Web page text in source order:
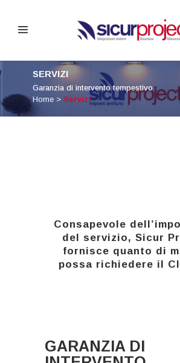
SERVIZI
Garanzia di intervento tempestivo
Home > Servizi
Consapevole
del servizio, Sicur
fornisce quanto di
possa richiedere il
GARANZIA DI